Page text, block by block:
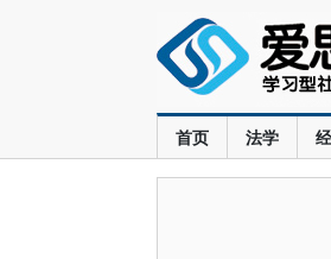
首页 法学